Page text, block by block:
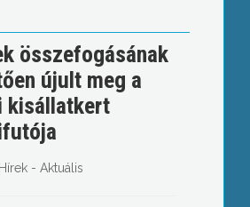
összefogásának
újult meg a
kisállatkert
Hírek - Aktuális